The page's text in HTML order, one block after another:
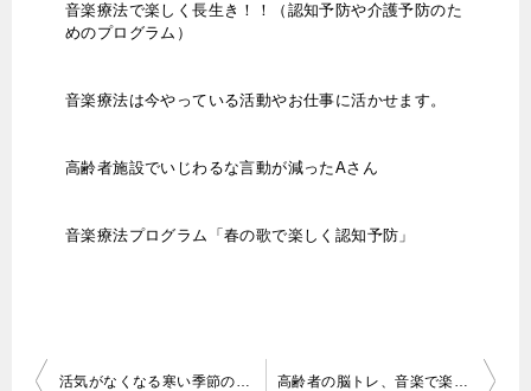
音楽療法で楽しく長生き！！（認知予防や介護予防のた
めのプログラム）
音楽療法は今やっている活動やお仕事に活かせます。
高齢者施設でいじわるな言動が減ったAさん
音楽療法プログラム「春の歌で楽しく認知予防」
投
活気がなくなる寒い季節の音楽レク、注意するポイントは2つ！！ 高齢者の脳トレ、音楽で楽しく！！